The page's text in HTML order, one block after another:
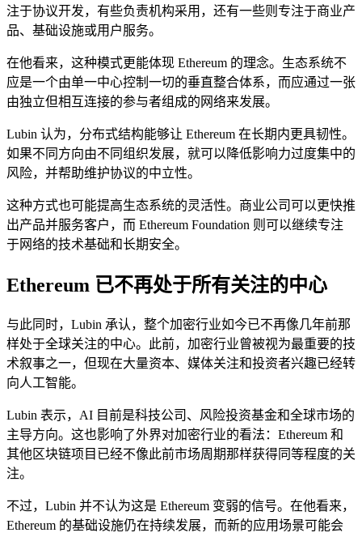
注于协议开发，有些负责机构采用，还有一些则专注于商业产
品、基础设施或用户服务。
在他看来，这种模式更能体现 Ethereum 的理念。生态系统不
应是一个由单一中心控制一切的垂直整合体系，而应通过一张
由独立但相互连接的参与者组成的网络来发展。
Lubin 认为，分布式结构能够让 Ethereum 在长期内更具韧性。
如果不同方向由不同组织发展，就可以降低影响力过度集中的
风险，并帮助维护协议的中立性。
这种方式也可能提高生态系统的灵活性。商业公司可以更快推
出产品并服务客户，而 Ethereum Foundation 则可以继续专注
于网络的技术基础和长期安全。
Ethereum 已不再处于所有关注的中心
与此同时，Lubin 承认，整个加密行业如今已不再像几年前那
样处于全球关注的中心。此前，加密行业曾被视为最重要的技
术叙事之一，但现在大量资本、媒体关注和投资者兴趣已经转
向人工智能。
Lubin 表示，AI 目前是科技公司、风险投资基金和全球市场的
主导方向。这也影响了外界对加密行业的看法：Ethereum 和
其他区块链项目已经不像此前市场周期那样获得同等程度的关
注。
不过，Lubin 并不认为这是 Ethereum 变弱的信号。在他看来，
Ethereum 的基础设施仍在持续发展，而新的应用场景可能会